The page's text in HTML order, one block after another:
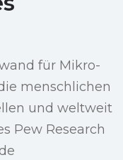
für Mikro-
menschlichen
und weltweit
Pew Research